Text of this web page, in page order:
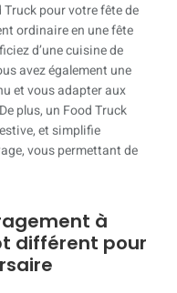
Truck pour votre fête de
ordinaire en une fête
d’une cuisine de
avez également une
et vous adapter aux
plus, un Food Truck
et simplifie
vous permettant de
à
différent pour